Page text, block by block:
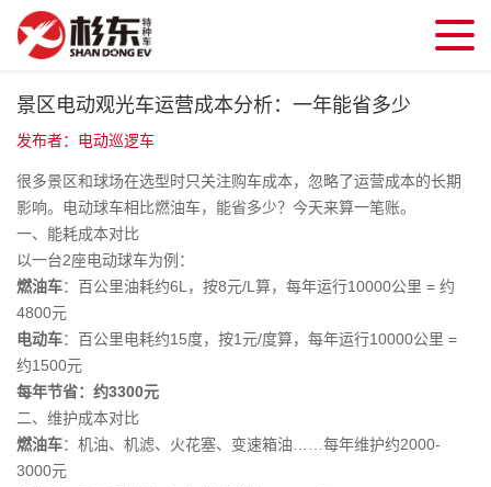
景区电动观光车运营成本分析：一年能省多少
发布者：电动巡逻车
很多景区和球场在选型时只关注购车成本，忽略了运营成本的长期
影响。电动球车相比燃油车，能省多少？今天来算一笔账。
一、能耗成本对比
以一台2座电动球车为例：
燃油车：百公里油耗约6L，按8元/L算，每年运行10000公里 = 约
4800元
电动车：百公里电耗约15度，按1元/度算，每年运行10000公里 =
约1500元
每年节省：约3300元
二、维护成本对比
燃油车：机油、机滤、火花塞、变速箱油……每年维护约2000-
3000元